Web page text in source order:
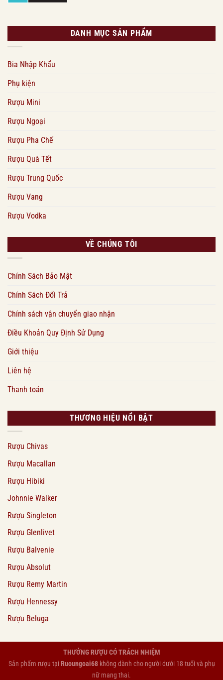
DANH MỤC SẢN PHẨM
Bia Nhập Khẩu
Phụ kiện
Rượu Mini
Rượu Ngoại
Rượu Pha Chế
Rượu Quà Tết
Rượu Trung Quốc
Rượu Vang
Rượu Vodka
VỀ CHÚNG TÔI
Chính Sách Bảo Mật
Chính Sách Đổi Trả
Chính sách vận chuyển giao nhận
Điều Khoản Quy Định Sử Dụng
Giới thiệu
Liên hệ
Thanh toán
THƯƠNG HIỆU NỔI BẬT
Rượu Chivas
Rượu Macallan
Rượu Hibiki
Johnnie Walker
Rượu Singleton
Rượu Glenlivet
Rượu Balvenie
Rượu Absolut
Rượu Remy Martin
Rượu Hennessy
Rượu Beluga
THƯỞNG RƯỢU CÓ TRÁCH NHIỆM
Sản phẩm rượu tạiRuoungoai68không dành cho người dưới 18 tuổi và phụ
nữ mang thai.